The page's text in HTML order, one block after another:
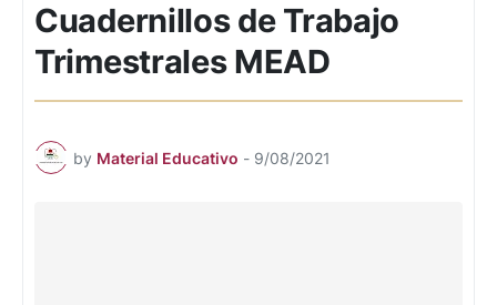
Cuadernillos de Trabajo
Trimestrales MEAD
by Material Educativo - 9/08/2021